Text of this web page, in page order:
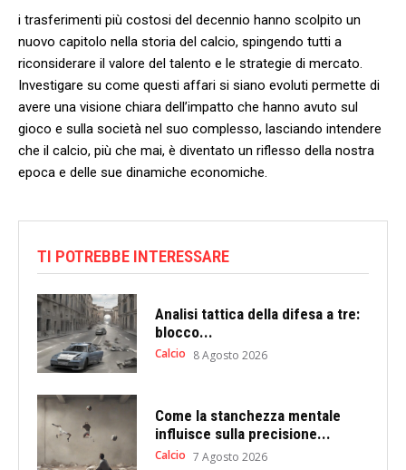
i trasferimenti più costosi‌ del decennio ⁤hanno scolpito un
nuovo capitolo nella storia ⁢del calcio, spingendo ​tutti a​
riconsiderare il valore del​ talento e le⁣ strategie di mercato.
Investigare su come questi affari si siano ⁤evoluti permette di⁤
avere una visione chiara dell’impatto che hanno ‍avuto sul
gioco e sulla società ⁣nel suo‌ complesso, lasciando intendere
che il calcio, più che​ mai, è diventato un riflesso ‌della⁣ nostra
⁤epoca ​e delle sue dinamiche⁤ economiche.
TI POTREBBE INTERESSARE
Analisi tattica della difesa a tre:
blocco...
Calcio 8 Agosto 2026
Come la stanchezza mentale
influisce sulla precisione...
Calcio 7 Agosto 2026